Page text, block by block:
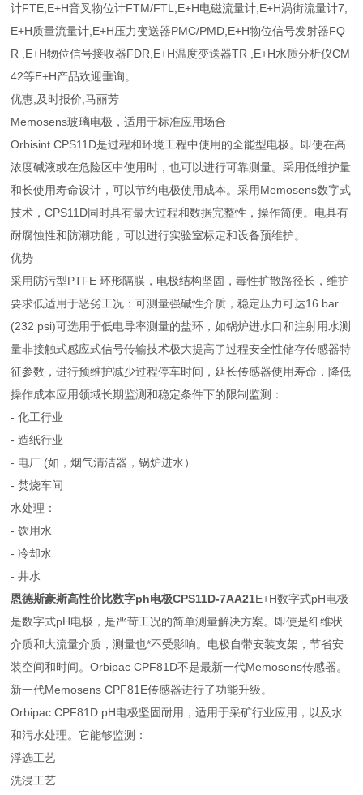
计FTE,E+H音叉物位计FTM/FTL,E+H电磁流量计,E+H涡街流量计7,
E+H质量流量计,E+H压力变送器PMC/PMD,E+H物位信号发射器FQ
R ,E+H物位信号接收器FDR,E+H温度变送器TR ,E+H水质分析仪CM
42等E+H产品欢迎垂询。
优惠,及时报价,马丽芳
Memosens玻璃电极，适用于标准应用场合
Orbisint CPS11D是过程和环境工程中使用的全能型电极。即使在高
浓度碱液或在危险区中使用时，也可以进行可靠测量。采用低维护量
和长使用寿命设计，可以节约电极使用成本。采用Memosens数字式
技术，CPS11D同时具有最大过程和数据完整性，操作简便。电具有
耐腐蚀性和防潮功能，可以进行实验室标定和设备预维护。
优势
采用防污型PTFE 环形隔膜，电极结构坚固，毒性扩散路径长，维护
要求低适用于恶劣工况：可测量强碱性介质，稳定压力可达16 bar
(232 psi)可选用于低电导率测量的盐环，如锅炉进水口和注射用水测
量非接触式感应式信号传输技术极大提高了过程安全性储存传感器特
征参数，进行预维护减少过程停车时间，延长传感器使用寿命，降低
操作成本应用领域长期监测和稳定条件下的限制监测：
- 化工行业
- 造纸行业
- 电厂 (如，烟气清洁器，锅炉进水）
- 焚烧车间
水处理：
- 饮用水
- 冷却水
- 井水
恩德斯豪斯高性价比数字ph电极CPS11D-7AA21E+H数字式pH电极
是数字式pH电极，是严苛工况的简单测量解决方案。即使是纤维状
介质和大流量介质，测量也*不受影响。电极自带安装支架，节省安
装空间和时间。Orbipac CPF81D不是最新一代Memosens传感器。
新一代Memosens CPF81E传感器进行了功能升级。
Orbipac CPF81D pH电极坚固耐用，适用于采矿行业应用，以及水
和污水处理。它能够监测：
浮选工艺
洗浸工艺